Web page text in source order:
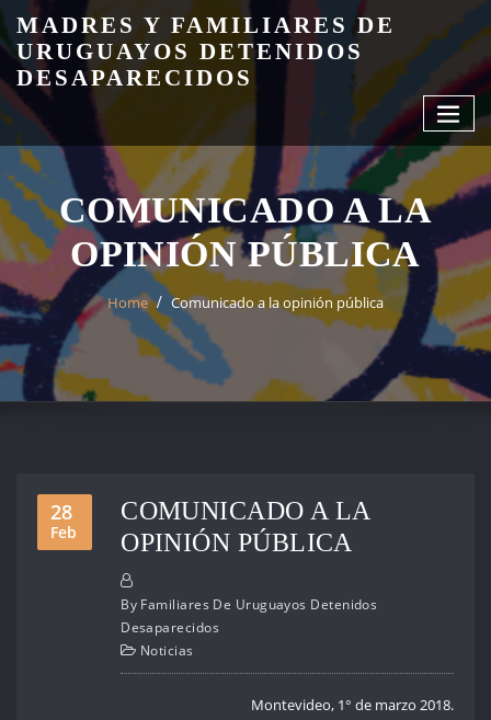
Skip
to
content
MADRES Y FAMILIARES DE
URUGUAYOS DETENIDOS
DESAPARECIDOS
COMUNICADO A LA
OPINIÓN PÚBLICA
Home Comunicado a la opinión pública
28
Feb
COMUNICADO A LA
OPINIÓN PÚBLICA
By Familiares De Uruguayos Detenidos
Desaparecidos
Noticias
Montevideo, 1° de marzo 2018.